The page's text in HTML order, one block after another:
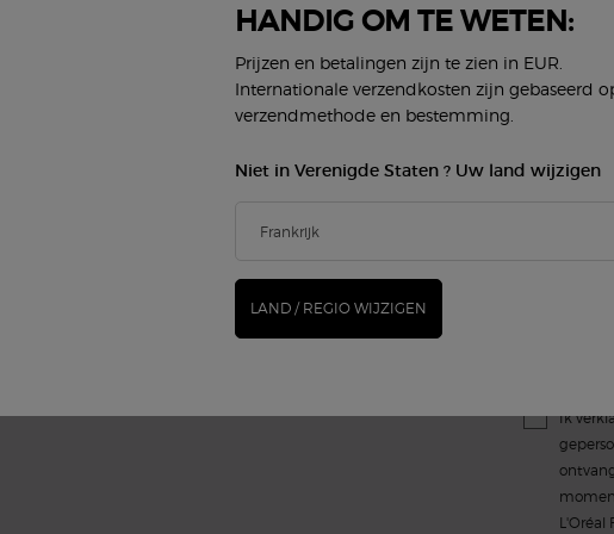
KLANTENSERVICE
Algemene vragen
Status bestelling
Winkel zoeken
Mobiel
Ik
L'Oréal
HANDIG OM TE WETEN:
Prijzen en betalingen zijn te zien in EUR.
Internationale verzendkosten zijn gebaseerd
verzendmethode en bestemming.
Niet in Verenigde Staten ? Uw land wijzigen
LAND / REGIO WIJZIGEN